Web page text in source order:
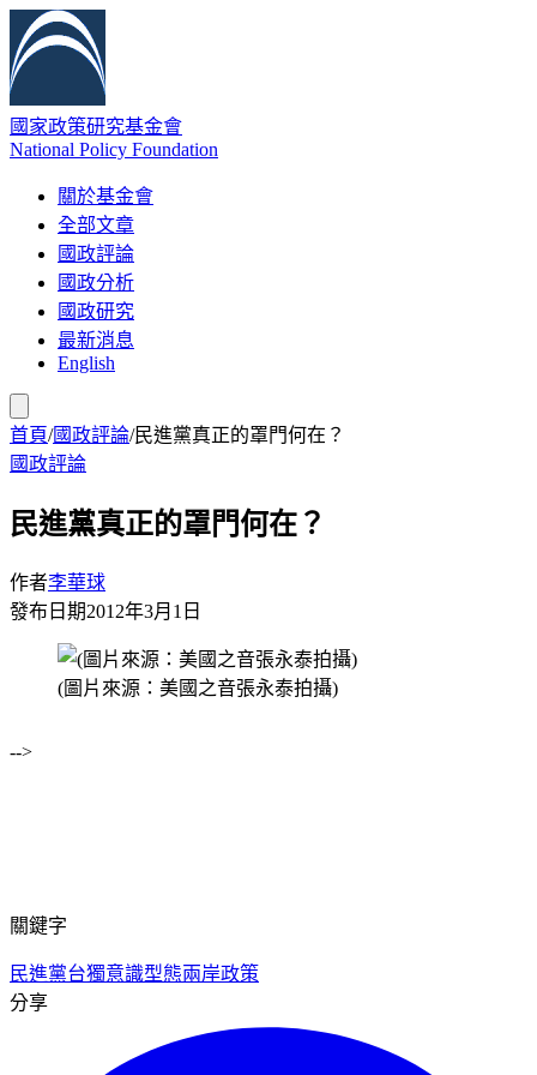
國家政策研究基金會
National Policy Foundation
關於基金會
全部文章
國政評論
國政分析
國政研究
最新消息
English
首頁/國政評論/民進黨真正的罩門何在？
國政評論
民進黨真正的罩門何在？
作者李華球
發布日期2012年3月1日
(圖片來源：美國之音張永泰拍攝)
-->
關鍵字
民進黨台獨意識型態兩岸政策
分享